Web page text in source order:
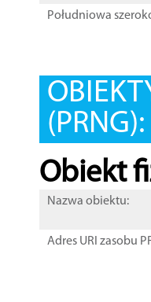
Południowa
(PRNG):
Obiekt
Nazwa obiektu:
Adres URI zasobu